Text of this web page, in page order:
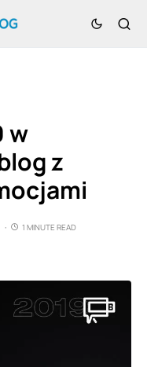
w
z
1 MINUTE READ